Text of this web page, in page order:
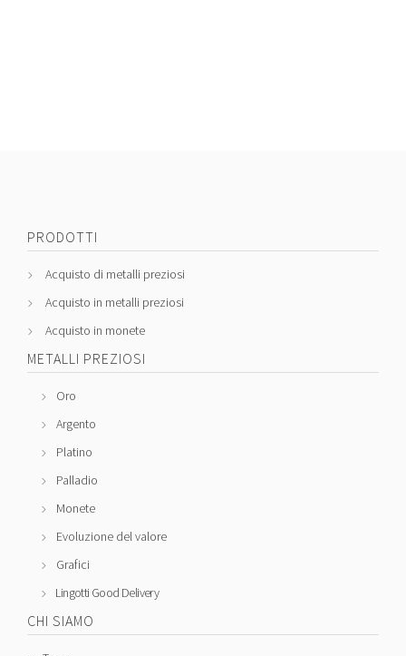
PRODOTTI
Acquisto di metalli preziosi
Acquisto in metalli preziosi
Acquisto in monete
METALLI PREZIOSI
Oro
Argento
Platino
Palladio
Monete
Evoluzione del valore
Grafici
Lingotti Good Delivery
CHI SIAMO